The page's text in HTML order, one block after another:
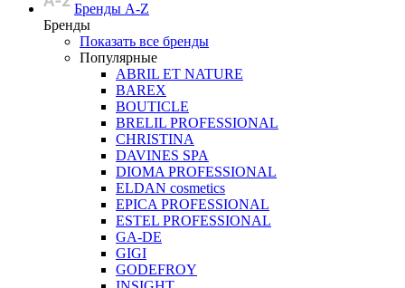
Бренды A-Z
Бренды
Показать все бренды
Популярные
ABRIL ET NATURE
BAREX
BOUTICLE
BRELIL PROFESSIONAL
CHRISTINA
DAVINES SPA
DIOMA PROFESSIONAL
ELDAN cosmetics
EPICA PROFESSIONAL
ESTEL PROFESSIONAL
GA-DE
GIGI
GODEFROY